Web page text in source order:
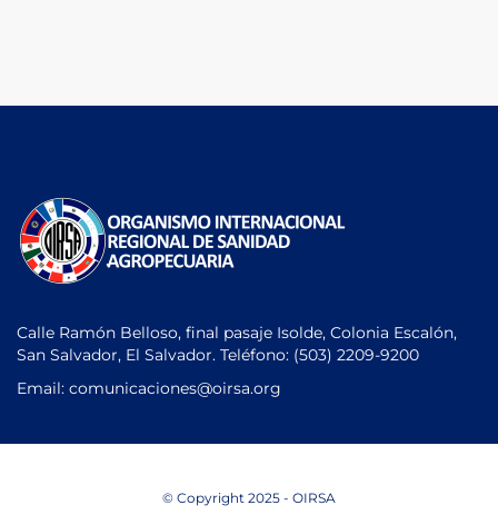
Calle Ramón Belloso, final pasaje Isolde, Colonia Escalón,
San Salvador, El Salvador. Teléfono: (503) 2209-9200
Email: comunicaciones@oirsa.org
© Copyright 2025 - OIRSA